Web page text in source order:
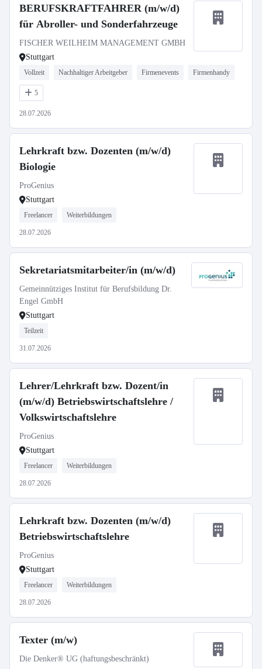
BERUFSKRAFTFAHRER (m/w/d)
für Abroller- und Sonderfahrzeuge
FISCHER WEILHEIM MANAGEMENT GMBH
Stuttgart
Vollzeit Nachhaltiger Arbeitgeber Firmenevents Firmenhandy
5
28.07.2026
Lehrkraft bzw. Dozenten (m/w/d)
Biologie
ProGenius
Stuttgart
Freelancer Weiterbildungen
28.07.2026
Sekretariatsmitarbeiter/in (m/w/d)
Gemeinnütziges Institut für Berufsbildung Dr.
Engel GmbH
Stuttgart
Teilzeit
31.07.2026
Lehrer/Lehrkraft bzw. Dozent/in
(m/w/d) Betriebswirtschaftslehre /
Volkswirtschaftslehre
ProGenius
Stuttgart
Freelancer Weiterbildungen
28.07.2026
Lehrkraft bzw. Dozenten (m/w/d)
Betriebswirtschaftslehre
ProGenius
Stuttgart
Freelancer Weiterbildungen
28.07.2026
Texter (m/w)
Die Denker® UG (haftungsbeschränkt)